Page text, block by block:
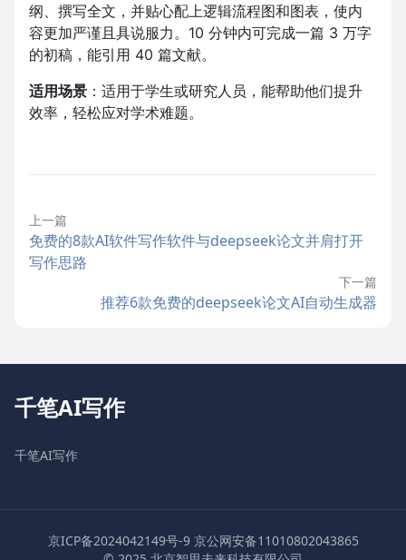
纲、撰写全文，并贴心配上逻辑流程图和图表，使内
容更加严谨且具说服力。 10 分钟内可完成一篇 3 万字
的初稿，能引用 40 篇文献。
适用场景 ：适用于学生或研究人员，能帮助他们提升
效率，轻松应对学术难题。
上一篇
免费的8款AI软件写作软件与deepseek论文并肩打开
写作思路
下一篇
推荐6款免费的deepseek论文AI自动生成器
千笔AI写作
千笔AI写作
京ICP备2024042149号-9 京公网安备11010802043865